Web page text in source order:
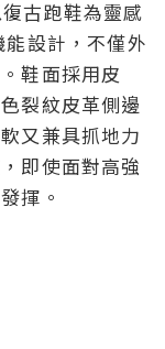
古跑鞋為靈感
設計，不僅外
鞋面採用皮
裂紋皮革側邊
又兼具抓地力
即使面對高強
揮。